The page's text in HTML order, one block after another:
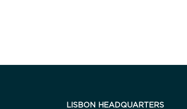
LISBON HEADQUARTERS